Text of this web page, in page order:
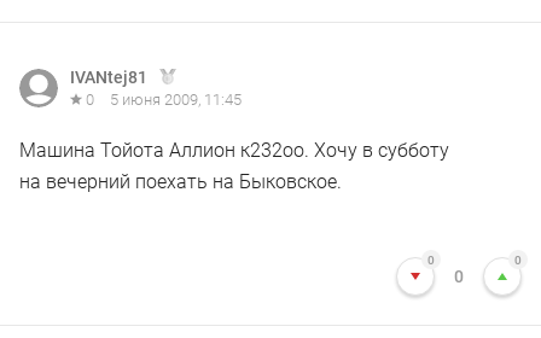
IVANtej81
0 5 июня 2009, 11:45
Машина Тойота Аллион к232оо. Хочу в субботу
на вечерний поехать на Быковское.
0
0
0